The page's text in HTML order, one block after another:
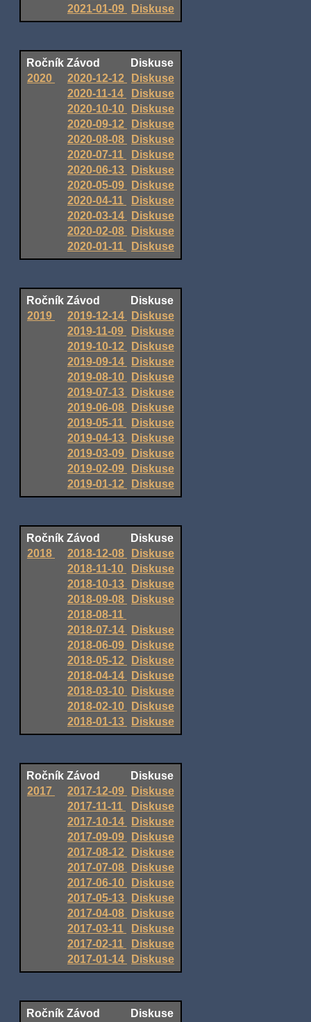
2021-01-09
Diskuse
Ročník Závod
Diskuse
2020
2020-12-12
Diskuse
2020-11-14
Diskuse
2020-10-10
Diskuse
2020-09-12
Diskuse
2020-08-08
Diskuse
2020-07-11
Diskuse
2020-06-13
Diskuse
2020-05-09
Diskuse
2020-04-11
Diskuse
2020-03-14
Diskuse
2020-02-08
Diskuse
2020-01-11
Diskuse
Ročník Závod
Diskuse
2019
2019-12-14
Diskuse
2019-11-09
Diskuse
2019-10-12
Diskuse
2019-09-14
Diskuse
2019-08-10
Diskuse
2019-07-13
Diskuse
2019-06-08
Diskuse
2019-05-11
Diskuse
2019-04-13
Diskuse
2019-03-09
Diskuse
2019-02-09
Diskuse
2019-01-12
Diskuse
Ročník Závod
Diskuse
2018
2018-12-08
Diskuse
2018-11-10
Diskuse
2018-10-13
Diskuse
2018-09-08
Diskuse
2018-08-11
2018-07-14
Diskuse
2018-06-09
Diskuse
2018-05-12
Diskuse
2018-04-14
Diskuse
2018-03-10
Diskuse
2018-02-10
Diskuse
2018-01-13
Diskuse
Ročník Závod
Diskuse
2017
2017-12-09
Diskuse
2017-11-11
Diskuse
2017-10-14
Diskuse
2017-09-09
Diskuse
2017-08-12
Diskuse
2017-07-08
Diskuse
2017-06-10
Diskuse
2017-05-13
Diskuse
2017-04-08
Diskuse
2017-03-11
Diskuse
2017-02-11
Diskuse
2017-01-14
Diskuse
Ročník Závod Diskuse